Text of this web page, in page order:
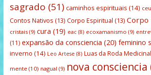
sagrado (51) caminhos espirituais (14)
Contos Nativos (13) Corpo Espiritual (13) Corpo
cristais(9) cura (19) eac(8) ecoxamanismo (9)
(11) expansão da consciencia (20) feminino
inverno (14) Leo Artese (8) Luas da Roda Medicinal
mente(10) nagual (9) nova consciencia